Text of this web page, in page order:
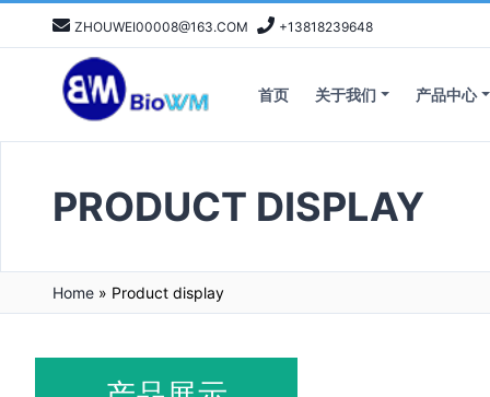
ZHOUWEI00008@163.COM +13818239648
首页 关于我们 产品中心
PRODUCT DISPLAY
Home » Product display